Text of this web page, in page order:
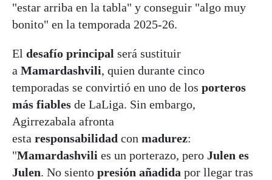
"estar arriba en la tabla" y conseguir "algo muy
bonito" en la temporada 2025-26.
El desafío principal será sustituir
a Mamardashvili, quien durante cinco
temporadas se convirtió en uno de los porteros
más fiables de LaLiga. Sin embargo,
Agirrezabala afronta
esta responsabilidad con madurez:
"Mamardashvili es un porterazo, pero Julen es
Julen. No siento presión añadida por llegar tras